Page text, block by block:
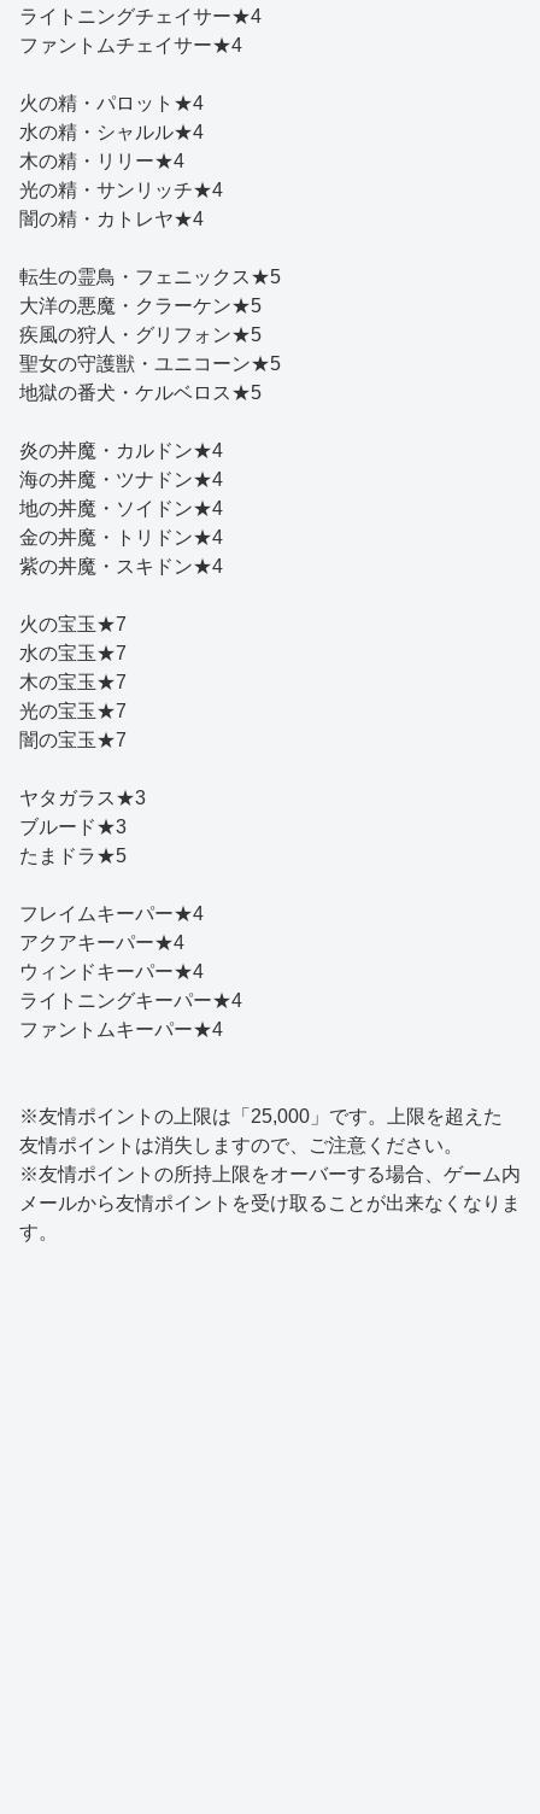
ライトニングチェイサー★4
ファントムチェイサー★4
火の精・パロット★4
水の精・シャルル★4
木の精・リリー★4
光の精・サンリッチ★4
闇の精・カトレヤ★4
転生の霊鳥・フェニックス★5
大洋の悪魔・クラーケン★5
疾風の狩人・グリフォン★5
聖女の守護獣・ユニコーン★5
地獄の番犬・ケルベロス★5
炎の丼魔・カルドン★4
海の丼魔・ツナドン★4
地の丼魔・ソイドン★4
金の丼魔・トリドン★4
紫の丼魔・スキドン★4
火の宝玉★7
水の宝玉★7
木の宝玉★7
光の宝玉★7
闇の宝玉★7
ヤタガラス★3
ブルード★3
たまドラ★5
フレイムキーパー★4
アクアキーパー★4
ウィンドキーパー★4
ライトニングキーパー★4
ファントムキーパー★4
※友情ポイントの上限は「25,000」です。上限を超えた
友情ポイントは消失しますので、ご注意ください。
※友情ポイントの所持上限をオーバーする場合、ゲーム内
メールから友情ポイントを受け取ることが出来なくなりま
す。